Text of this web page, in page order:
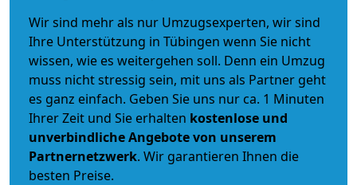
Wir sind mehr als nur Umzugsexperten, wir sind
Ihre Unterstützung in Tübingen wenn Sie nicht
wissen, wie es weitergehen soll. Denn ein Umzug
muss nicht stressig sein, mit uns als Partner geht
es ganz einfach. Geben Sie uns nur ca. 1 Minuten
Ihrer Zeit und Sie erhalten kostenlose und
unverbindlicheAngebote von unserem
Partnernetzwerk. Wir garantieren Ihnen die
besten Preise.